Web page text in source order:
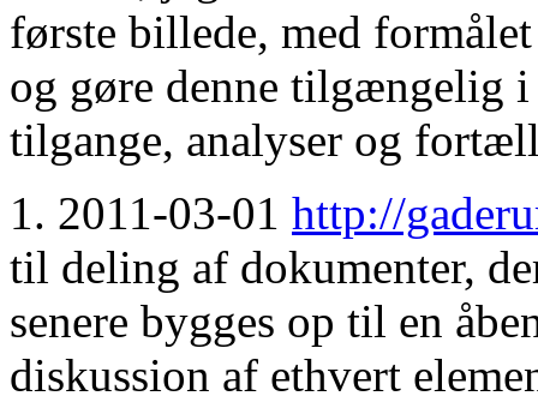
første billede, med
og gøre denne tilgængelig
tilgange, analyser og
1. 2011-03-01 http://
til deling af dokumenter,
senere bygges op til en
diskussion af ethvert